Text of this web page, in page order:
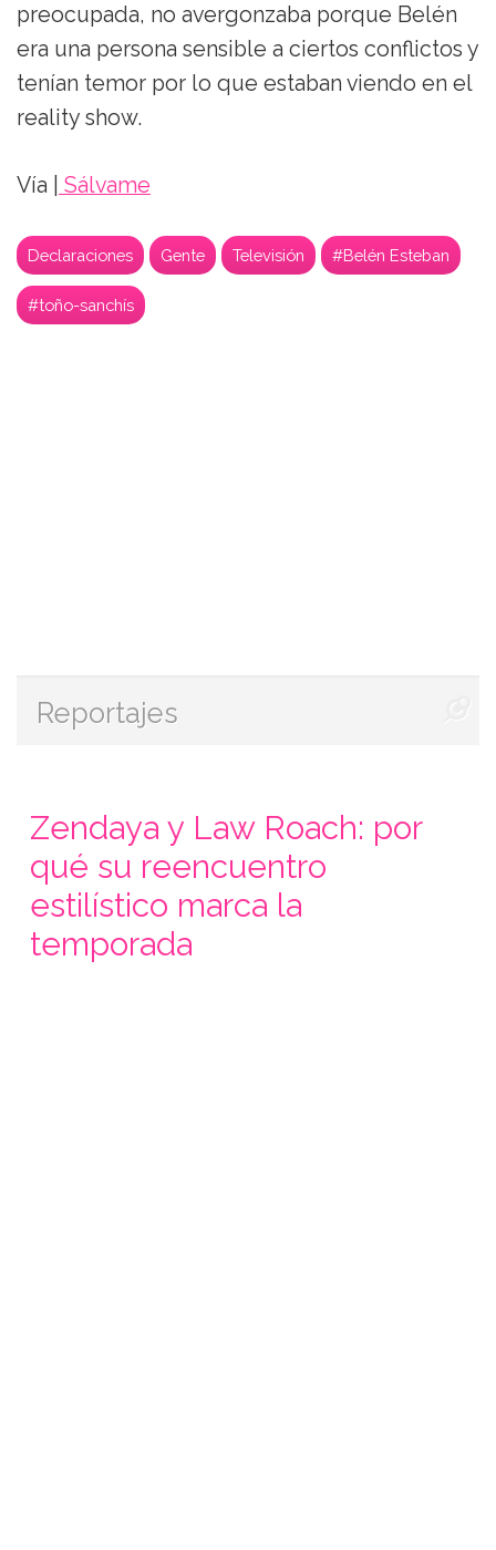
preocupada, no avergonzaba porque Belén
era una persona sensible a ciertos conflictos y
tenían temor por lo que estaban viendo en el
reality show.
Vía | Sálvame
Declaraciones Gente Televisión #Belén Esteban
#toño-sanchís
Reportajes
Zendaya y Law Roach: por
qué su reencuentro
estilístico marca la
temporada